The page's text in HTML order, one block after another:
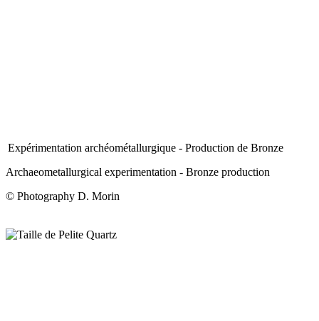
Expérimentation archéométallurgique - Production de Bronze
Archaeometallurgical experimentation - Bronze production
© Photography D. Morin